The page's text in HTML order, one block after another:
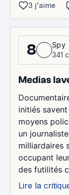
3 j'aime
8
Spy
341
Medias
initiés
moyens
un
milliardaires
occupant
des futilités
Lire la